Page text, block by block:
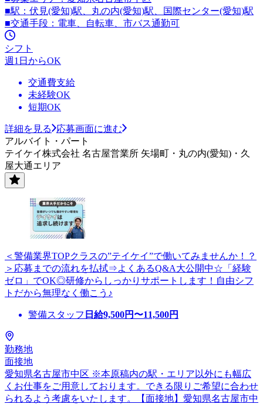
■駅：伏見(愛知)駅、丸の内(愛知)駅、国際センター(愛知)駅
■交通手段：電車、自転車、市バス通勤可
シフト
週1日からOK
交通費支給
未経験OK
短期OK
詳細を見る
応募画面に進む
アルバイト・パート
テイケイ株式会社 名古屋営業所 矢場町・丸の内(愛知)・久
屋大通エリア
＜警備業界TOPクラスの”テイケイ”で働いてみませんか！？
＞応募までの流れを払拭⇒よくあるQ&A大公開中☆「経験
ゼロ」でOK◎研修からしっかりサポートします！自由シフ
トだから無理なく働こう♪
警備スタッフ 日給9,500円〜11,500円
勤務地
面接地
愛知県名古屋市中区 ※本原稿内の駅・エリア以外にも幅広
くお仕事をご用意しております。できる限りご希望に合わせ
られるよう考慮をいたします。【面接地】愛知県名古屋市中